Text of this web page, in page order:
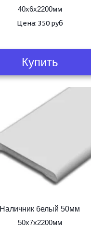
40х6х2200мм
Цена: 350 руб
Купить
Наличник белый 50мм
50х7х2200мм